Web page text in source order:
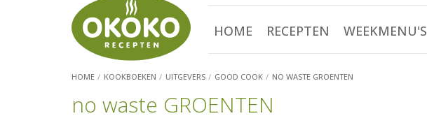
HOME RECEPTEN WEEKMENU'S
HOME KOOKBOEKEN UITGEVERS GOOD COOK NO WASTE GROENTEN
no waste GROENTEN